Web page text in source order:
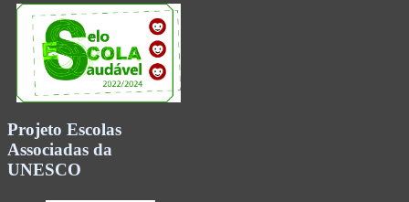
Projeto Escolas
Associadas da
UNESCO